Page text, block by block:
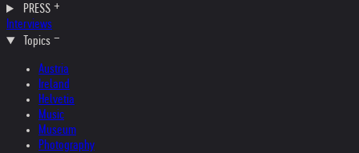
PRESS
Interviews
Topics
Austria
Ireland
Helvetia
Music
Museum
Photography